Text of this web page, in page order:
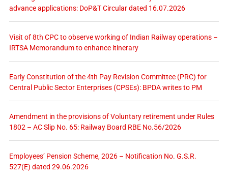
advance applications: DoP&T Circular dated 16.07.2026
Visit of 8th CPC to observe working of Indian Railway operations –
IRTSA Memorandum to enhance itinerary
Early Constitution of the 4th Pay Revision Committee (PRC) for
Central Public Sector Enterprises (CPSEs): BPDA writes to PM
Amendment in the provisions of Voluntary retirement under Rules
1802 – AC Slip No. 65: Railway Board RBE No.56/2026
Employees’ Pension Scheme, 2026 – Notification No. G.S.R.
527(E) dated 29.06.2026